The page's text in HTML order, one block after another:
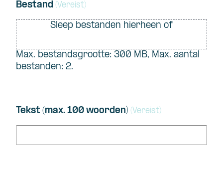
Bestand (Vereist)
Sleep bestanden hierheen of
Max. bestandsgrootte: 300 MB, Max. aantal
bestanden: 2.
Tekst (max. 100 woorden) (Vereist)